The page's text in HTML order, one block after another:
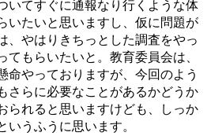
いてすぐに通報なり行くような体
いたいと思いますし、仮に問題が
、やはりきちっとした調査をやっ
もらいたいと。教育委員会は、
命やっておりますが、今回のよう
さらに必要なことがあるかどうか
られると思いますけども、しっか
うふうに思います。